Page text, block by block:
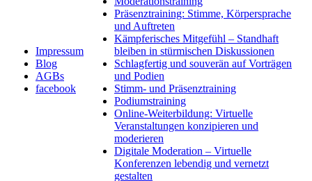
Impressum
Blog
AGBs
facebook
Präsenztraining: Stimme, Körpersprache
und Auftreten
Kämpferisches Mitgefühl – Standhaft
bleiben in stürmischen Diskussionen
Schlagfertig und souverän auf Vorträgen
und Podien
Stimm- und Präsenztraining
Podiumstraining
Online-Weiterbildung: Virtuelle
Veranstaltungen konzipieren und
moderieren
Digitale Moderation – Virtuelle
Konferenzen lebendig und vernetzt
gestalten